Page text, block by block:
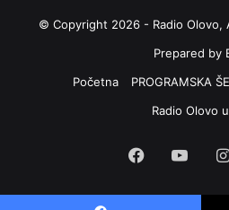
© Copyright 2026 - Radio Olovo,
Prepared by
Početna
PROGRAMSKA
Radio Olovo
Facebook